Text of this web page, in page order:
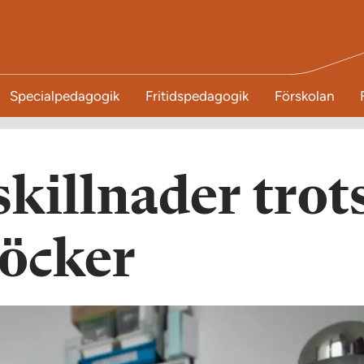
Specialpedagogik Fritidspedagogik Förskolan